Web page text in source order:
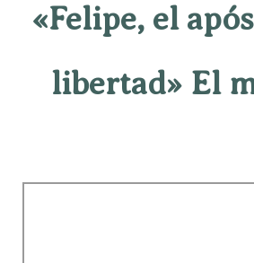
«Felipe, el
libertad» El